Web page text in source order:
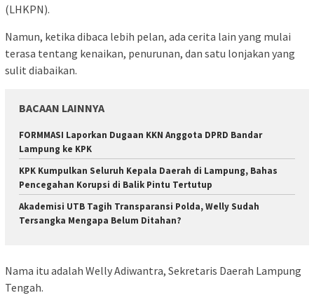
(LHKPN).
Namun, ketika dibaca lebih pelan, ada cerita lain yang mulai
terasa tentang kenaikan, penurunan, dan satu lonjakan yang
sulit diabaikan.
BACAAN LAINNYA
FORMMASI Laporkan Dugaan KKN Anggota DPRD Bandar
Lampung ke KPK
KPK Kumpulkan Seluruh Kepala Daerah di Lampung, Bahas
Pencegahan Korupsi di Balik Pintu Tertutup
Akademisi UTB Tagih Transparansi Polda, Welly Sudah
Tersangka Mengapa Belum Ditahan?
Nama itu adalah Welly Adiwantra, Sekretaris Daerah Lampung
Tengah.